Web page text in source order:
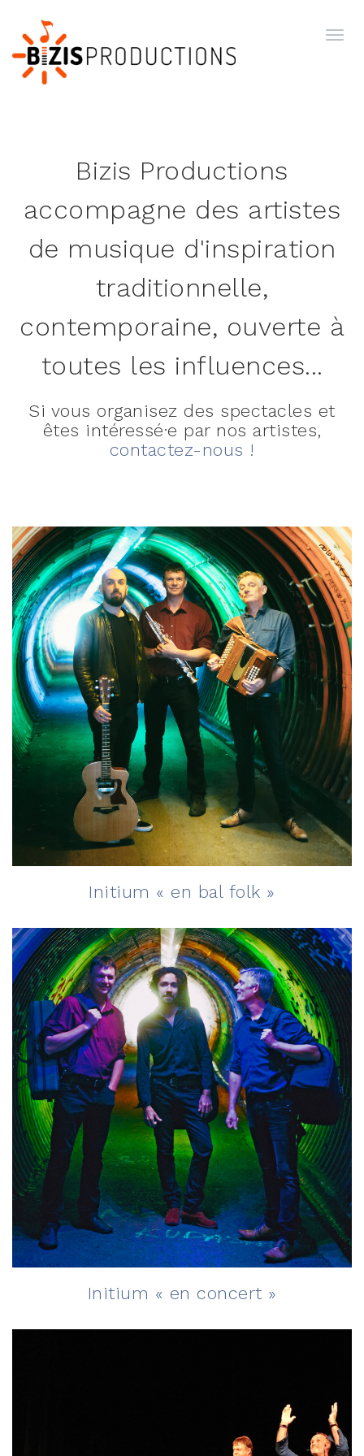
Bizis Productions
accompagne des artistes
de musique d'inspiration
traditionnelle,
contemporaine, ouverte à
toutes les influences...
Si vous organisez des spectacles et
êtes intéressé·e par nos artistes,
contactez-nous !
Initium « en bal folk »
Initium « en concert »